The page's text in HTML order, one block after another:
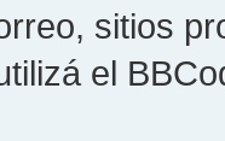
sitios
el